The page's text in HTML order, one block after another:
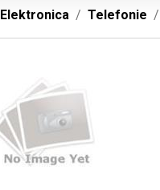
Elektronica Telefonie